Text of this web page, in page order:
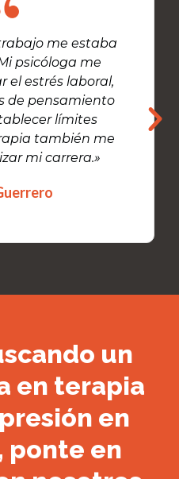
me estaba
psicóloga me
el estrés laboral,
de pensamiento
límites
también me
mi carrera.»
un
en terapia
en
ponte en